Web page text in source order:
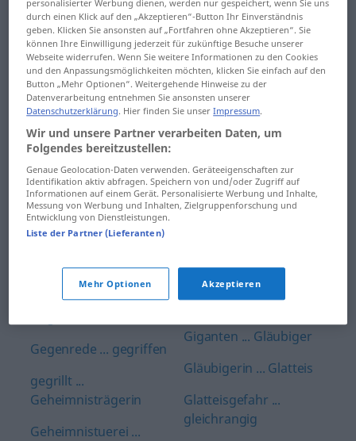
Gaswerk ... Gebettel
gebeugt ... gebrechlich
Gebrechlichkeit ...
Gedächtnisstörung
Gedächtnisstütze ...
gefährlich
Gefährlichkeit ...
Gefechtsübung
gefühlsbetont
Gefühlsduselei ...
Gegenrede ... gegriffen
gegrillt ...
Geheimnisträgerin
Geheimnistuerei ...
gesinnungslos ...
Gesteck
gestehen ... gesunken
getan ... gewähren
gewährleisten ...
Gewerbesteuer ...
Gewinnzahl
Gewürzpflanze ...
Gigant
Giganten ... Gläubiger
Gläubigerin ... Glatteis
Glatteisgefahr ...
gleichrangig
personalisierter Werbung dienen, werden nur gespeichert, wenn Sie uns
durch einen Klick auf den „Akzeptieren“-Button Ihr Einverständnis
geben. Klicken Sie ansonsten auf „Fortfahren ohne Akzeptieren“. Sie
können Ihre Einwilligung jederzeit für zukünftige Besuche unserer
Webseite widerrufen. Wenn Sie weitere Informationen zu den Cookies
und den Anpassungsmöglichkeiten möchten, klicken Sie einfach auf den
Button „Mehr Optionen“. Weitergehende Hinweise zu der
Datenverarbeitung entnehmen Sie ansonsten unserer
Datenschutzerklärung. Hier finden Sie unserImpressum.
Wir und unsere Partner verarbeiten Daten, um
Folgendes bereitzustellen:
Genaue Geolocation-Daten verwenden. Geräteeigenschaften zur
Identifikation aktiv abfragen. Speichern von und/oder Zugriff auf
Informationen auf einem Gerät. Personalisierte Werbung und Inhalte,
Messung von Werbung und Inhalten, Zielgruppenforschung und
Entwicklung von Dienstleistungen.
Liste der Partner (Lieferanten)
Mehr Optionen Akzeptieren